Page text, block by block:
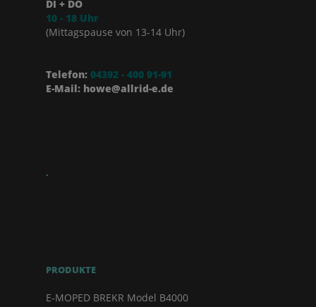
DI + DO
10 - 18 Uhr
(Mittagspause von 13-14 Uhr)
Telefon: 04392 - 400 91-91
E-Mail: howe@allrid-e.de
.
PRODUKTE
E-MOPED BREKR Model B4000